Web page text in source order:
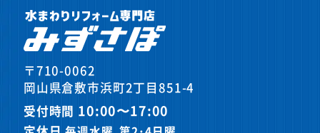
〒710-0062
岡山県倉敷市浜町2丁目851-4
受付時間 10:00〜17:00